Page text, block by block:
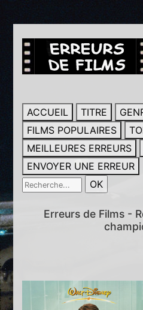
ACCUEIL TITRE
FILMS POPULAIRES
MEILLEURES ERREURS
ENVOYER UNE ERREUR
Erreurs de Films -